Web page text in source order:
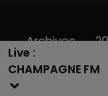
Live :
CHAMPAGNE FM
Archives